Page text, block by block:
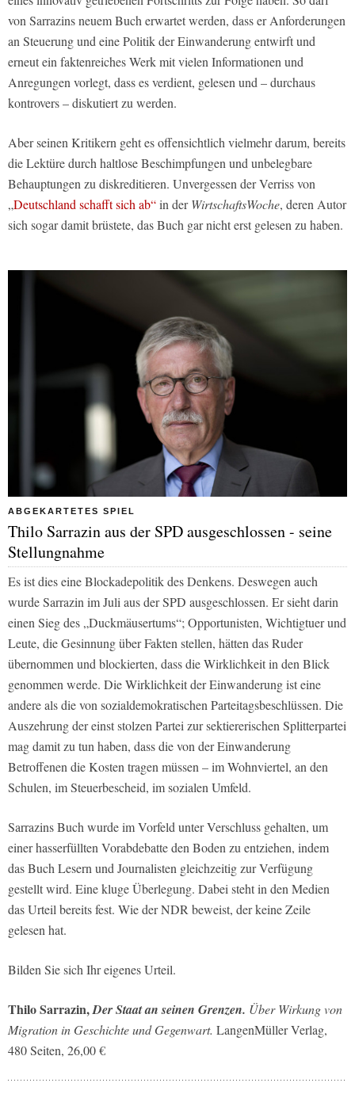
von Sarrazins neuem Buch erwartet werden, dass er Anforderungen
an Steuerung und eine Politik der Einwanderung entwirft und
erneut ein faktenreiches Werk mit vielen Informationen und
Anregungen vorlegt, dass es verdient, gelesen und – durchaus
kontrovers – diskutiert zu werden.
Aber seinen Kritikern geht es offensichtlich vielmehr darum, bereits
die Lektüre durch haltlose Beschimpfungen und unbelegbare
Behauptungen zu diskreditieren. Unvergessen der Verriss von
„Deutschland schafft sich ab“in derWirtschaftsWoche, deren Autor
sich sogar damit brüstete, das Buch gar nicht erst gelesen zu haben.
ABGEKARTETES SPIEL
Thilo Sarrazin aus der SPD ausgeschlossen - seine
Stellungnahme
Es ist dies eine Blockadepolitik des Denkens. Deswegen auch
wurde Sarrazin im Juli aus der SPD ausgeschlossen. Er sieht darin
einen Sieg des „Duckmäusertums“; Opportunisten, Wichtigtuer und
Leute, die Gesinnung über Fakten stellen, hätten das Ruder
übernommen und blockierten, dass die Wirklichkeit in den Blick
genommen werde. Die Wirklichkeit der Einwanderung ist eine
andere als die von sozialdemokratischen Parteitagsbeschlüssen. Die
Auszehrung der einst stolzen Partei zur sektiererischen Splitterpartei
mag damit zu tun haben, dass die von der Einwanderung
Betroffenen die Kosten tragen müssen – im Wohnviertel, an den
Schulen, im Steuerbescheid, im sozialen Umfeld.
Sarrazins Buch wurde im Vorfeld unter Verschluss gehalten, um
einer hasserfüllten Vorabdebatte den Boden zu entziehen, indem
das Buch Lesern und Journalisten gleichzeitig zur Verfügung
gestellt wird. Eine kluge Überlegung. Dabei steht in den Medien
das Urteil bereits fest. Wie der NDR beweist, der keine Zeile
gelesen hat.
Bilden Sie sich Ihr eigenes Urteil.
Thilo Sarrazin,Der Staat an seinen Grenzen. Über Wirkung von
Migration in Geschichte und Gegenwart. LangenMüller Verlag,
480 Seiten, 26,00 €